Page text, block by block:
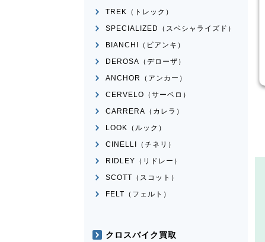
ピストバイク
FUJIFEATHER 2022年モ
デル
¥
TREK（トレック）
SPECIALIZED（スペシャライズド）
BIANCHI（ビアンキ）
DEROSA（デローザ）
ANCHOR（アンカー）
CERVELO（サーベロ）
CARRERA（カレラ）
LOOK（ルック）
CINELLI（チネリ）
RIDLEY（リドレー）
SCOTT（スコット）
FELT（フェルト）
クロスバイク買取